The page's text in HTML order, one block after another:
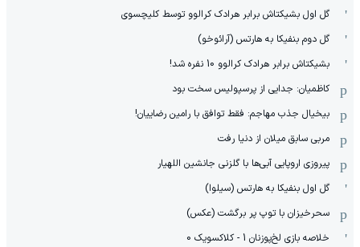
گل اول بشیکتاش برابر هرادک کرالوو توسط کلیچسوی
گل دوم بنفیکا به هارتس (آرائوخو)
بشیکتاش برابر هرادک کرالوو 10 نفره شد!
کاظمیان: جدایی از پرسپولیس سخت بود
بیخیال جذب مهاجم: فقط توافق با رامین رضاییان!
مربی سابق میلان از دنیا رفت
پیروزی اروپایی آبی‌ها با گلزنی جانشین اللهیار
گل اول بنفیکا به هارتس (سیلوا)
سحرخیزان با توپ پر برگشت (عکس)
خلاصه بازی لخ‌پوزنان 1 - کلاکسویک 0